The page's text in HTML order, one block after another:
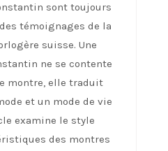
sont toujours
témoignages de la
suisse. Une
ne se contente
montre, elle traduit
et un mode de vie
examine le style
des montres